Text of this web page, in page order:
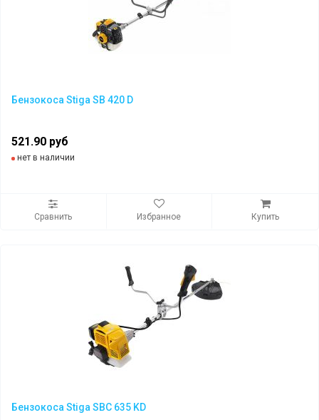
Бензокоса Stiga SB 420 D
521.90 руб
нет в наличии
Сравнить Избранное Купить
Бензокоса Stiga SBC 635 KD